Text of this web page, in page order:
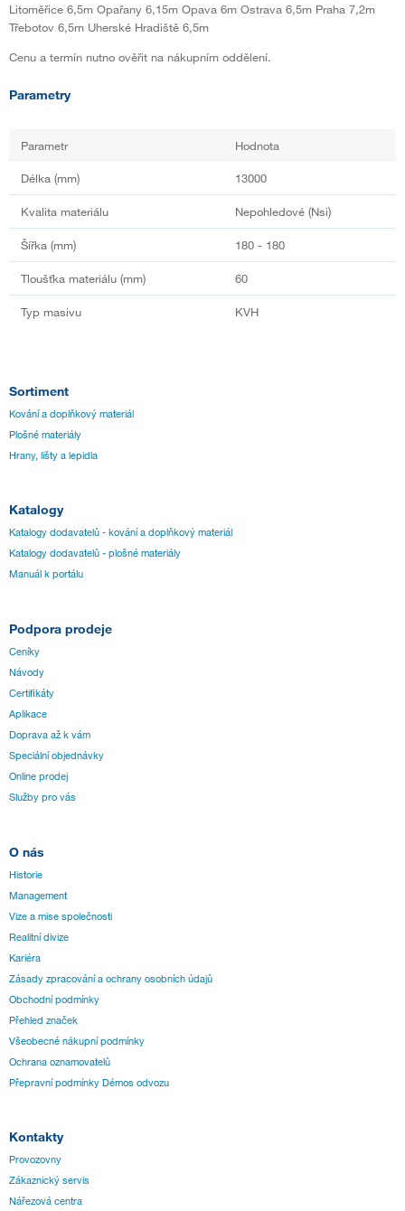
Litoměřice 6,5m Opařany 6,15m Opava 6m Ostrava 6,5m Praha 7,2m
Třebotov 6,5m Uherské Hradiště 6,5m
Cenu a termín nutno ověřit na nákupním oddělení.
Parametry
Parametr Hodnota
Délka (mm) 13000
Kvalita materiálu Nepohledové (Nsi)
Šířka (mm) 180 - 180
Tloušťka materiálu (mm) 60
Typ masivu KVH
Sortiment
Kování a doplňkový materiál
Plošné materiály
Hrany, lišty a lepidla
Katalogy
Katalogy dodavatelů - kování a doplňkový materiál
Katalogy dodavatelů - plošné materiály
Manuál k portálu
Podpora prodeje
Ceníky
Návody
Certifikáty
Aplikace
Doprava až k vám
Speciální objednávky
Online prodej
Služby pro vás
O nás
Historie
Management
Vize a mise společnosti
Realitní divize
Kariéra
Zásady zpracování a ochrany osobních údajů
Obchodní podmínky
Přehled značek
Všeobecné nákupní podmínky
Ochrana oznamovatelů
Přepravní podmínky Démos odvozu
Kontakty
Provozovny
Zákaznický servis
Nářezová centra